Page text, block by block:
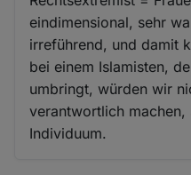
eindimensional, sehr
irreführend, und damit
bei einem Islamisten,
umbringt, würden wir
verantwortlich
Individuum.